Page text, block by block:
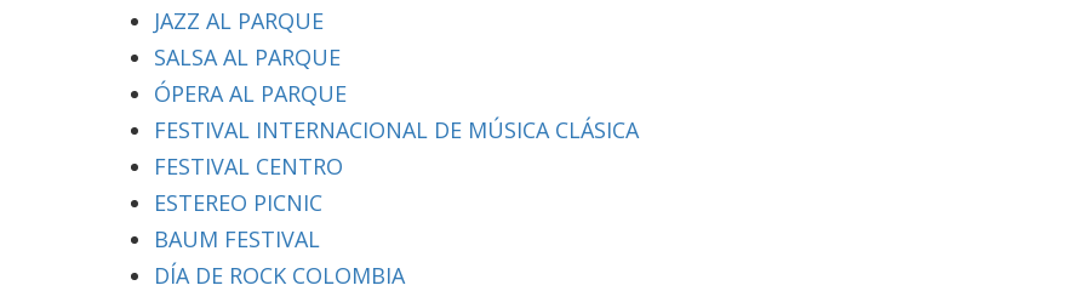
JAZZ AL PARQUE
SALSA AL PARQUE
ÓPERA AL PARQUE
FESTIVAL INTERNACIONAL DE MÚSICA CLÁSICA
FESTIVAL CENTRO
ESTEREO PICNIC
BAUM FESTIVAL
DÍA DE ROCK COLOMBIA